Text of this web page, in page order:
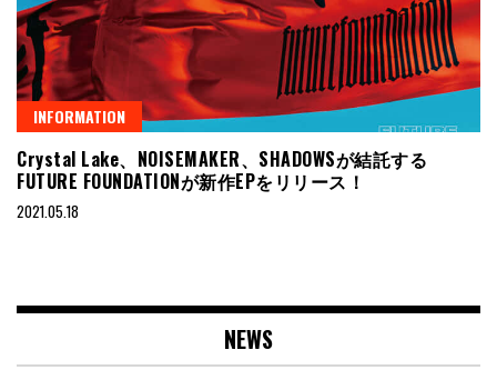
INFORMATION
Crystal Lake、NOISEMAKER、SHADOWSが結託する
FUTURE FOUNDATIONが新作EPをリリース！
2021.05.18
NEWS